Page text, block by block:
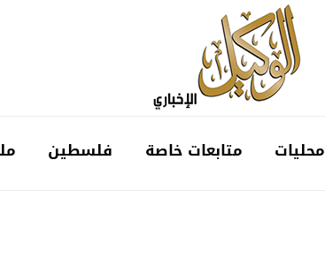
محليات متابعات خاصة فلسطين